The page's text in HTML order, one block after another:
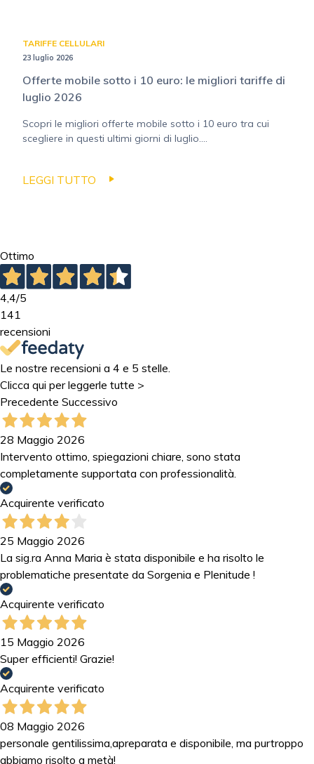
TARIFFE CELLULARI
23 luglio 2026
Offerte mobile sotto i 10 euro: le migliori tariffe di
luglio 2026
Scopri le migliori offerte mobile sotto i 10 euro tra cui
scegliere in questi ultimi giorni di luglio....
LEGGI TUTTO
Ottimo
4,4/5
141
recensioni
Le nostre recensioni a 4 e 5 stelle.
Clicca qui per leggerle tutte >
Precedente Successivo
28 Maggio 2026
Intervento ottimo, spiegazioni chiare, sono stata
completamente supportata con professionalità.
Acquirente verificato
25 Maggio 2026
La sig.ra Anna Maria è stata disponibile e ha risolto le
problematiche presentate da Sorgenia e Plenitude !
Acquirente verificato
15 Maggio 2026
Super efficienti! Grazie!
Acquirente verificato
08 Maggio 2026
personale gentilissima,apreparata e disponibile, ma purtroppo
abbiamo risolto a metà!